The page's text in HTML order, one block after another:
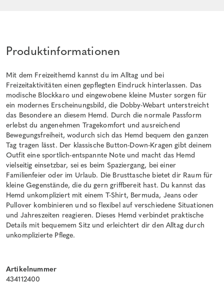
Produktinformationen
Mit dem Freizeithemd kannst du im Alltag und bei
Freizeitaktivitäten einen gepflegten Eindruck hinterlassen. Das
modische Blockkaro und eingewobene kleine Muster sorgen für
ein modernes Erscheinungsbild, die Dobby-Webart unterstreicht
das Besondere an diesem Hemd. Durch die normale Passform
erlebst du angenehmen Tragekomfort und ausreichend
Bewegungsfreiheit, wodurch sich das Hemd bequem den ganzen
Tag tragen lässt. Der klassische Button-Down-Kragen gibt deinem
Outfit eine sportlich-entspannte Note und macht das Hemd
vielseitig einsetzbar, sei es beim Spaziergang, bei einer
Familienfeier oder im Urlaub. Die Brusttasche bietet dir Raum für
kleine Gegenstände, die du gern griffbereit hast. Du kannst das
Hemd unkompliziert mit einem T-Shirt, Bermuda, Jeans oder
Pullover kombinieren und so flexibel auf verschiedene Situationen
und Jahreszeiten reagieren. Dieses Hemd verbindet praktische
Details mit bequemem Sitz und erleichtert dir den Alltag durch
unkomplizierte Pflege.
Artikelnummer
434112400